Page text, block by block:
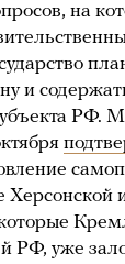
на
и
РФ.
РФ, уже